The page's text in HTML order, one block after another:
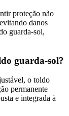
proteção não
danos
guarda-sol,
guarda-sol?
o toldo
permanente
e integrada à